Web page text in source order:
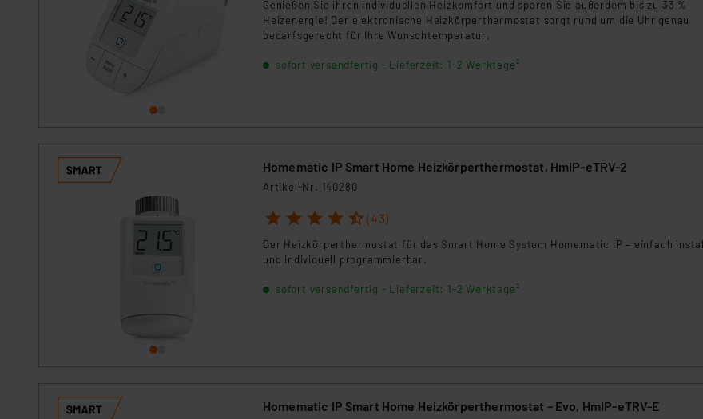
Für die USA besteht kein Angemessenheitsbeschluss der EU. Dies bedeutet, dass die USA
Datenschutz nach EU-Standards eingestuft wird. So besteht etwa das Risiko, dass US-
Daten in Überwachungsprogrammen verarbeiten, ohne dass hiergegen Klagemöglichkeiten
Unsere Kooperation mit diesen Dienstleistern stützt sich auf die
Genießen Sie ihren individuellen Heizkomfort und sparen Sie außerdem bis zu 33 %
Heizenergie! Der elektronische Heizkörperthermostat sorgt rund um die Uhr genau
bedarfsgerecht für Ihre Wunschtemperatur.
sofort versandfertig - Lieferzeit: 1-2 Werktage²
Homematic IP Smart Home Heizkörperthermostat, HmIP-eTRV-2
Artikel-Nr. 140280
1 2 3 4 5 (43)
Der Heizkörperthermostat für das Smart Home System Homematic IP – einfach
und individuell programmierbar.
sofort versandfertig - Lieferzeit: 1-2 Werktage²
Homematic IP Smart Home Heizkörperthermostat – Evo, HmIP-eTRV-E